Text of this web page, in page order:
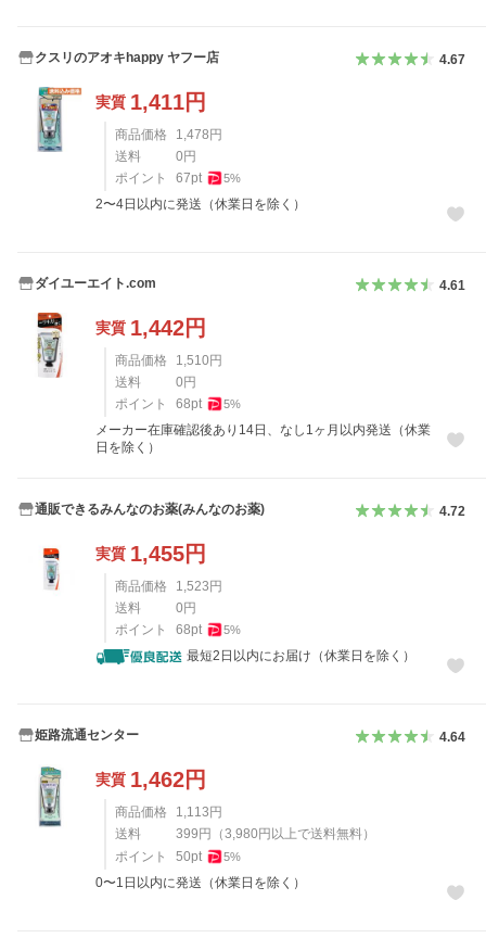
クスリのアオキhappy ヤフー店 4.67
実質 1,411円
商品価格 1,478円
送料
0円
ポイント
67pt 5%
2〜4日以内に発送（休業日を除く）
ダイユーエイト.com 4.61
実質 1,442円
商品価格 1,510円
送料
0円
ポイント
68pt 5%
メーカー在庫確認後あり14日、なし1ヶ月以内発送（休業
日を除く）
通販できるみんなのお薬(みんなのお薬) 4.72
実質 1,455円
商品価格 1,523円
送料
0円
ポイント
68pt 5%
最短2日以内にお届け（休業日を除く）
姫路流通センター 4.64
実質 1,462円
商品価格 1,113円
送料
399円 （3,980円以上で送料無料）
ポイント
50pt 5%
0〜1日以内に発送（休業日を除く）